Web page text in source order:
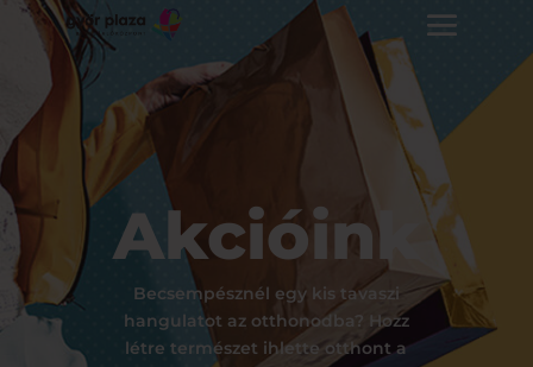
Akcióink
Becsempésznél egy kis tavaszi
hangulatot az otthonodba? Hozz
létre természet ihlette otthont a